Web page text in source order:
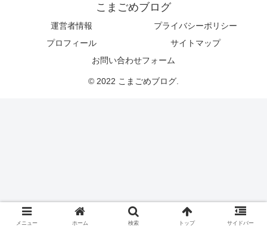
こまごめブログ
運営者情報
プライバシーポリシー
プロフィール
サイトマップ
お問い合わせフォーム
© 2022 こまごめブログ.
メニュー ホーム 検索 トップ サイドバー